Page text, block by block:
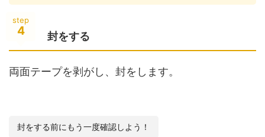
step
4 封をする
両面テープを剥がし、封をします。
封をする前にもう一度確認しよう！